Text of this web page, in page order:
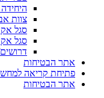
צוות
סגל
סגל
אתר הבטיחות
פתיחת קריאה
אתר הבטיחות